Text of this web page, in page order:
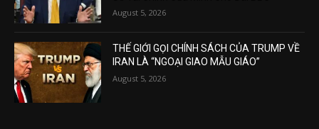
August 5, 2026
THẾ GIỚI GỌI CHÍNH SÁCH CỦA TRUMP VỀ
IRAN LÀ “NGOẠI GIAO MẪU GIÁO”
August 5, 2026